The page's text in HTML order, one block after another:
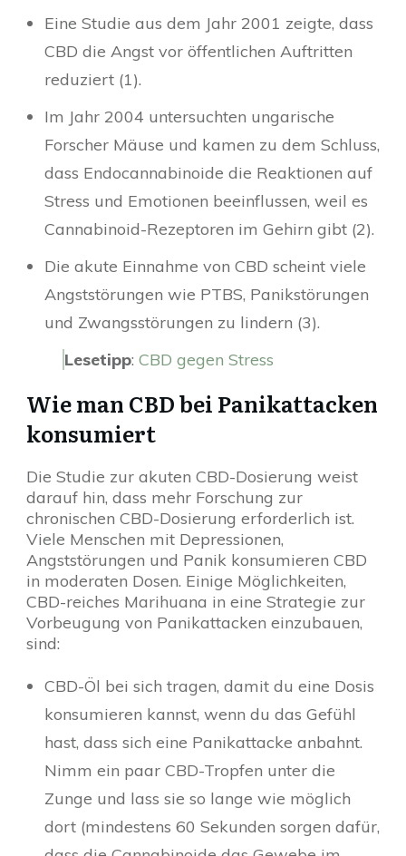
Eine Studie aus dem Jahr 2001 zeigte, dass
CBD die Angst vor öffentlichen Auftritten
reduziert (1).
Im Jahr 2004 untersuchten ungarische
Forscher Mäuse und kamen zu dem Schluss,
dass Endocannabinoide die Reaktionen auf
Stress und Emotionen beeinflussen, weil es
Cannabinoid-Rezeptoren im Gehirn gibt (2).
Die akute Einnahme von CBD scheint viele
Angststörungen wie PTBS, Panikstörungen
und Zwangsstörungen zu lindern (3).
Lesetipp: CBD gegen Stress
Wie man CBD bei Panikattacken
konsumiert
Die Studie zur akuten CBD-Dosierung weist
darauf hin, dass mehr Forschung zur
chronischen CBD-Dosierung erforderlich ist.
Viele Menschen mit Depressionen,
Angststörungen und Panik konsumieren CBD
in moderaten Dosen. Einige Möglichkeiten,
CBD-reiches Marihuana in eine Strategie zur
Vorbeugung von Panikattacken einzubauen,
sind:
CBD-Öl bei sich tragen, damit du eine Dosis
konsumieren kannst, wenn du das Gefühl
hast, dass sich eine Panikattacke anbahnt.
Nimm ein paar CBD-Tropfen unter die
Zunge und lass sie so lange wie möglich
dort (mindestens 60 Sekunden sorgen dafür,